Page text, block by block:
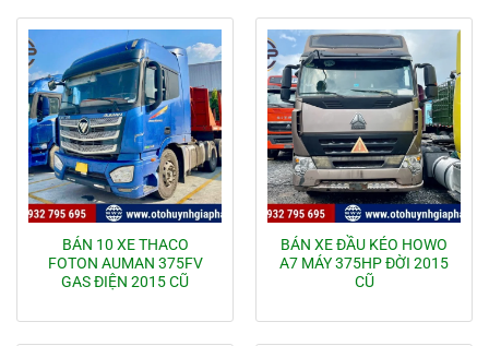
BÁN 10 XE THACO
FOTON AUMAN 375FV
GAS ĐIỆN 2015 CŨ
BÁN XE ĐẦU KÉO HOWO
A7 MÁY 375HP ĐỜI 2015
CŨ